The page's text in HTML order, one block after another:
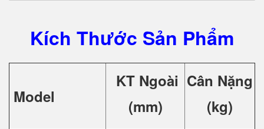
Kích Thước Sản Phẩm
Model
KT Ngoài
(mm)
Cân Nặng
(kg)